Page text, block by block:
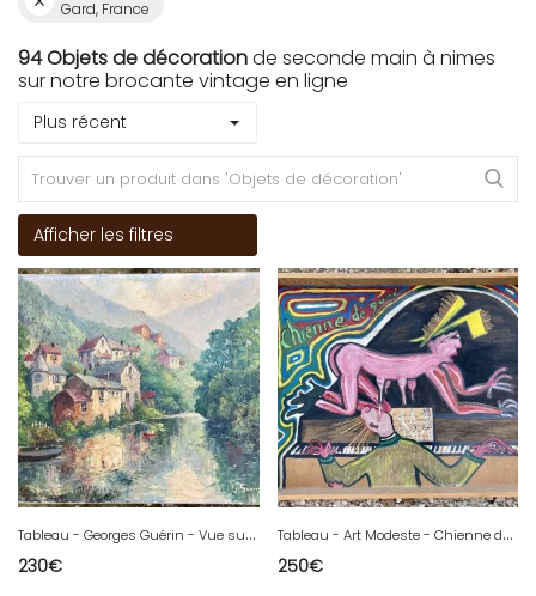
Gard, France
94 Objets de décorationde seconde main à nimes
sur notre brocante vintage en ligne
Plus récent
Afficher les filtres
T
ableau - Georges Guérin - Vue sur Chateauneuf les bains - Puy de Dôme - Auvergne
230€
T
ableau - Art Modeste - Chienne de Quai - Igor d'Avoriaz
250€